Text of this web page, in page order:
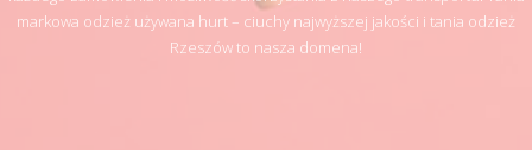
markowa odzież używana hurt – ciuchy najwyższej jakości i tania odzież
Rzeszów to nasza domena!